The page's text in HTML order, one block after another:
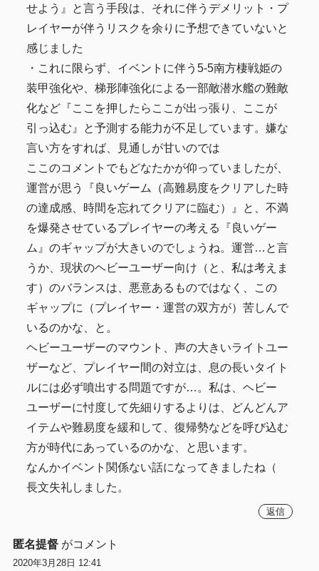
せよう』と言う手段は、それに伴うデメリット・プ
レイヤーが伴うリスクを余りに予想できていないと
感じました
・これに限らず、イベントに伴う5-5南方棲戦姫の
装甲強化や、梯形陣強化による一部敵潜水艦の難敵
化など『ここを押したらここが出っ張り、ここが
引っ込む』と予測する能力が不足しています。嫌な
言い方をすれば、見通しが甘いのでは
ここのコメントでもどなたかが仰っていましたが、
運営が思う『良いゲーム（高難易度をクリアした時
の達成感、時間を忘れてクリアに臨む）』と、不満
を爆発させているプレイヤーの考える『良いゲー
ム』のギャップが大きいのでしょうね。運営…と言
うか、現状のヘビーユーザー向け（と、私は考えま
す）のバランスは、悪意あるものではなく、この
ギャップに（プレイヤー・運営の双方が）苦しんで
いるのかな、と。
ヘビーユーザーのマウント、声の大きいライトユー
ザーなど、プレイヤー間の対立は、息の長いタイト
ルには必ず噴出する問題ですが…。私は、ヘビー
ユーザーに忖度して先細りするよりは、どんどんア
イテムや難易度を緩和して、復帰勢などを呼び込む
方が時代にあっているのかな、と思います。
なんかイベント関係ない話になってきましたね（
長文失礼しました。
返信
匿名提督 がコメント
2020年3月28日 12:41